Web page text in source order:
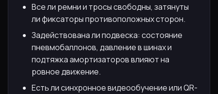
Все ли ремни и тросы свободны, затянуты
ли фиксаторы противоположных сторон.
Задействована ли подвеска: состояние
пневмобаллонов, давление в шинах и
подтяжка амортизаторов влияют на
ровное движение.
Есть ли синхронное видеообучение или QR-